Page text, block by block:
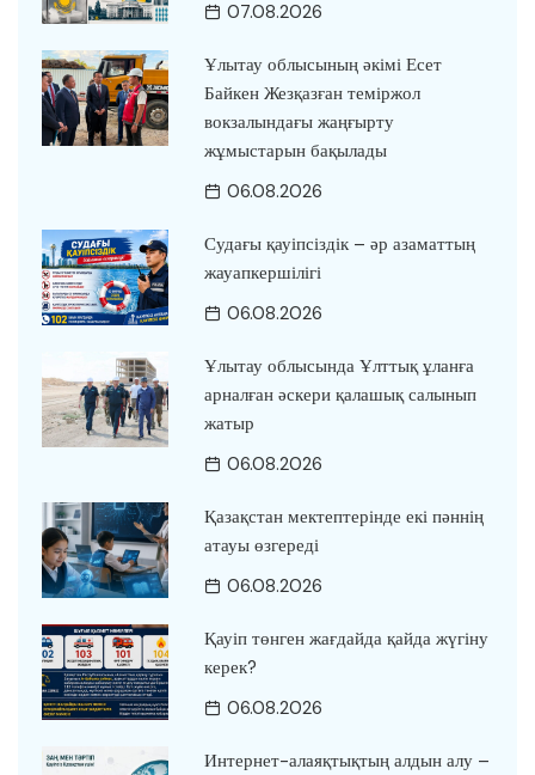
07.08.2026
Ұлытау облысының әкімі Есет
Байкен Жезқазған теміржол
вокзалындағы жаңғырту
жұмыстарын бақылады
06.08.2026
Судағы қауіпсіздік – әр азаматтың
жауапкершілігі
06.08.2026
Ұлытау облысында Ұлттық ұланға
арналған әскери қалашық салынып
жатыр
06.08.2026
Қазақстан мектептерінде екі пәннің
атауы өзгереді
06.08.2026
Қауіп төнген жағдайда қайда жүгіну
керек?
06.08.2026
Интернет-алаяқтықтың алдын алу –